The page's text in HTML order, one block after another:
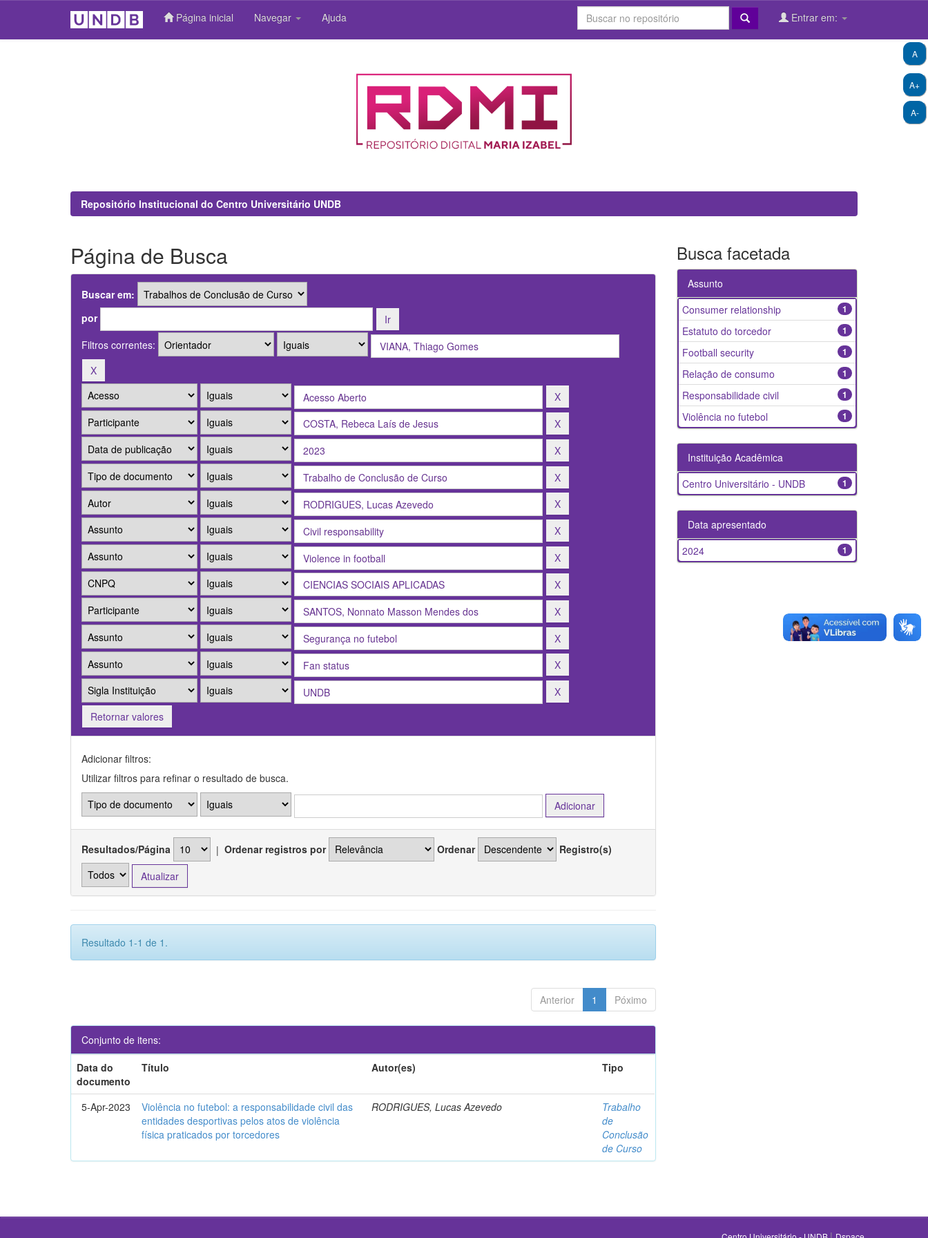
Página inicial Navegar Ajuda Entrar em:
A+
A-
A
Repositório Institucional do Centro Universitário UNDB
Página de Busca
Buscar em:
por
Filtros correntes:
Retornar valores
Adicionar filtros:
Utilizar filtros para refinar o resultado de busca.
Resultados/Página | Ordenar registros por Ordenar Registro(s)
Resultado 1-1 de 1.
Anterior 1 Póximo
Conjunto de itens:
Data do
documento
Título Autor(es) Tipo
5-Apr-2023
Violência no futebol: a responsabilidade civil das
entidades desportivas pelos atos de violência
física praticados por torcedores
RODRIGUES, Lucas Azevedo
Trabalho
de
Conclusão
de Curso
Busca facetada
Assunto
1
Consumer relationship
1
Estatuto do torcedor
1
Football security
1
Relação de consumo
1
Responsabilidade civil
1
Violência no futebol
Instituição Acadêmica
1
Centro Universitário - UNDB
Data apresentado
1
2024